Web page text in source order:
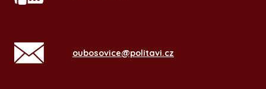
oubosovice@politavi.cz